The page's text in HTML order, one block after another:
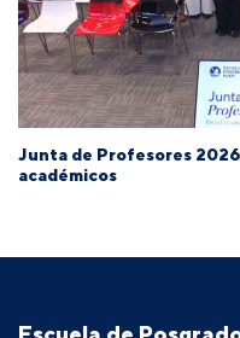
Junta de Profesores
académicos